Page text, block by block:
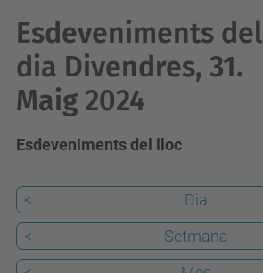
Esdeveniments del
dia Divendres, 31.
Maig 2024
Esdeveniments del lloc
< Dia
<
Setmana